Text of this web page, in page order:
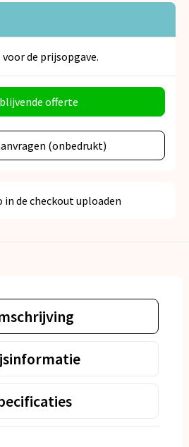
buiten
de prijsopgave.
offerte
(onbedrukt)
de checkout uploaden